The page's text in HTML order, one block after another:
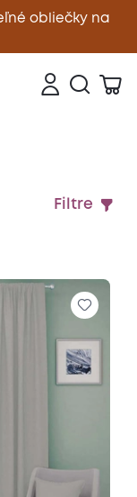
obliečky na
Zavrieť
Filtre